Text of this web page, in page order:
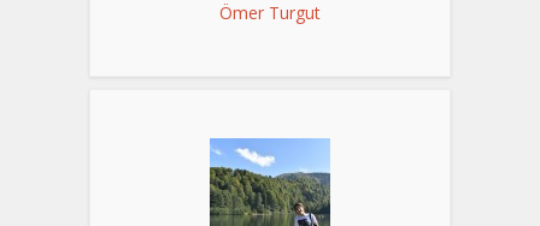
Ömer Turgut